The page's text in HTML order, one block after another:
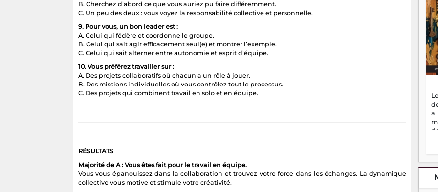
B. Cherchez d’abord ce que vous auriez pu faire différemment.
C. Un peu des deux : vous voyez la responsabilité collective et personnelle.
9. Pour vous, un bon leader est :
A. Celui qui fédère et coordonne le groupe.
B. Celui qui sait agir efficacement seul(e) et montrer l’exemple.
C. Celui qui sait alterner entre autonomie et esprit d’équipe.
10. Vous préférez travailler sur :
A. Des projets collaboratifs où chacun a un rôle à jouer.
B. Des missions individuelles où vous contrôlez tout le processus.
C. Des projets qui combinent travail en solo et en équipe.
RÉSULTATS
Majorité de A : Vous êtes fait pour le travail en équipe.
Vous vous épanouissez dans la collaboration et trouvez votre force dans les échanges. La dynamique
collective vous motive et stimule votre créativité.
a